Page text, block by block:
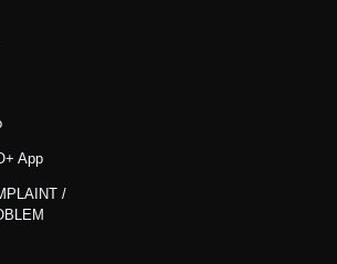
App
/